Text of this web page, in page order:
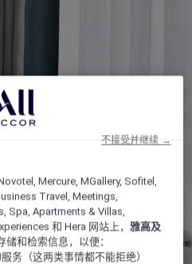
Mercure, MGallery, Sofitel,
Travel, Meetings,
Spa, Apartments & Villas,
和 Hera 网站上，雅高及
和检索信息，以便：
务（这两类事情都不能拒绝）
不接受并继续 →